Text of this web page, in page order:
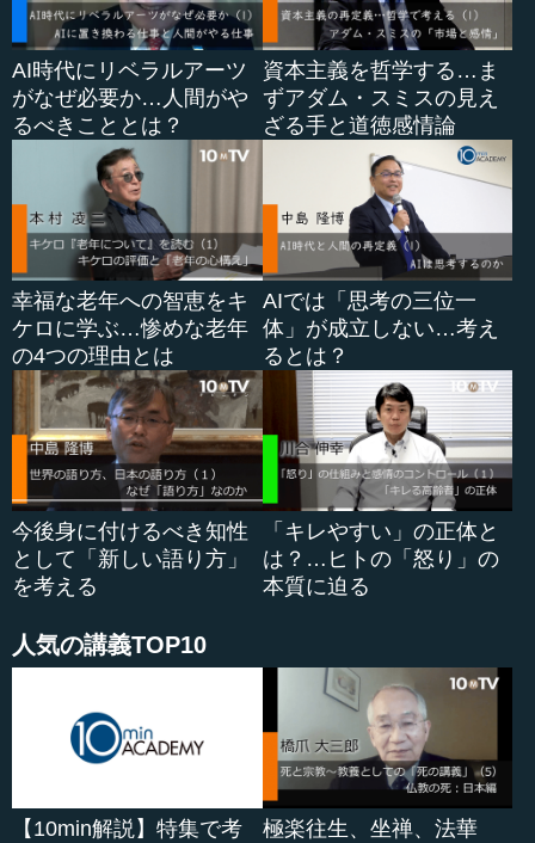
●穴を開けられた「混沌」と再生の可能性
議論の中でたまたま出てきたのが、『荘子』の中に出て
くる「渾沌」の物語です。
渾沌という帝がシュクとコツ（忽）という北と南の帝を
もてなした。喜んだ二人は、...
AI時代にリベラルアーツ
がなぜ必要か…人間がや
るべきこととは？
資本主義を哲学する…ま
ずアダム・スミスの見え
ざる手と道徳感情論
幸福な老年への智恵をキ
ケロに学ぶ…惨めな老年
の4つの理由とは
AIでは「思考の三位一
体」が成立しない…考え
るとは？
今後身に付けるべき知性
として「新しい語り方」
を考える
「キレやすい」の正体と
は？…ヒトの「怒り」の
本質に迫る
人気の講義TOP10
【10min解説】特集で考
極楽往生、坐禅、法華